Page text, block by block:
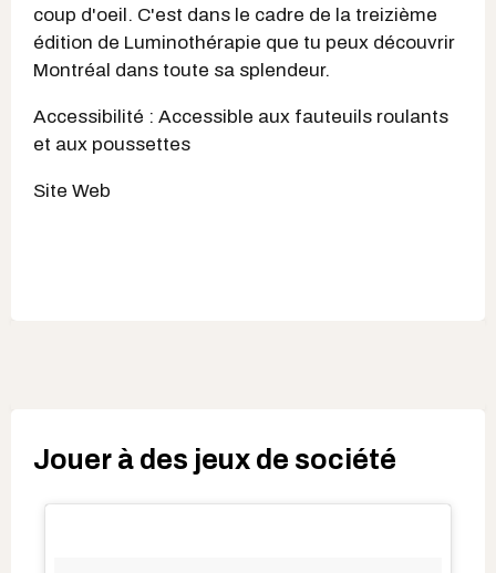
coup d'oeil. C'est dans le cadre de la treizième
édition de Luminothérapie que tu peux découvrir
Montréal dans toute sa splendeur.
Accessibilité : Accessible aux fauteuils roulants
et aux poussettes
Site Web
Jouer à des jeux de société